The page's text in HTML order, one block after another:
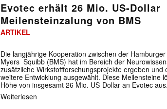
Evotec erhält 26 Mio. US-Dollar
Meilensteinzalung von BMS
ARTIKEL
Die langjährige Kooperation zwischen der
Myers Squibb (BMS) hat im Bereich der
zusätzliche Wirkstoffforschungsprojekte ergeben und
weitere Entwicklung ausgewählt. Diese Meilensteine
Höhe von insgesamt 26 Mio. US-Dollar an Evotec aus.
Weiterlesen